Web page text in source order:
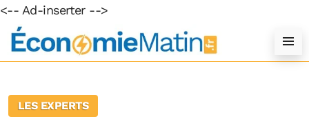
<-- Ad-inserter -->
LES EXPERTS